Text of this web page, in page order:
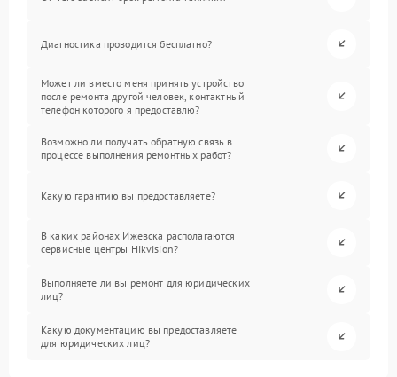
Диагностика проводится бесплатно?
Может ли вместо меня принять устройство
после ремонта другой человек, контактный
телефон которого я предоставлю?
Возможно ли получать обратную связь в
процессе выполнения ремонтных работ?
Какую гарантию вы предоставляете?
В каких районах Ижевска располагаются
сервисные центры Hikvision?
Выполняете ли вы ремонт для юридических
лиц?
Какую документацию вы предоставляете
для юридических лиц?